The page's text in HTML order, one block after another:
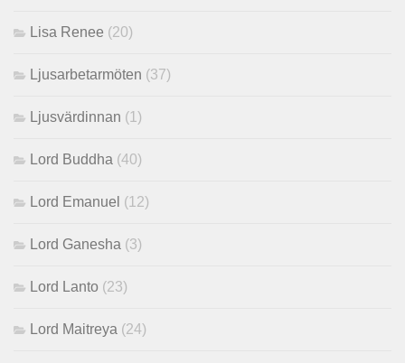
Lisa Renee (20)
Ljusarbetarmöten (37)
Ljusvärdinnan (1)
Lord Buddha (40)
Lord Emanuel (12)
Lord Ganesha (3)
Lord Lanto (23)
Lord Maitreya (24)